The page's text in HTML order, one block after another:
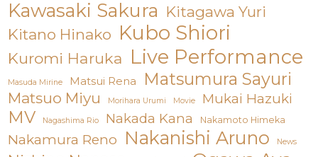
Kawasaki Sakura Kitagawa Yuri
Kitano Hinako Kubo Shiori
Kuromi Haruka Live Performance
Masuda Mirine Matsui Rena Matsumura Sayuri
Matsuo Miyu Morihara Urumi Movie Mukai Hazuki
MV Nagashima Rio Nakada Kana Nakamoto Himeka
Nakamura Reno Nakanishi Aruno News